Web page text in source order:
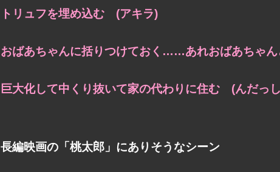
トリュフを埋め込む (アキラ)
おばあちゃんに括りつけておく……あれおばあちゃ
巨大化して中くり抜いて家の代わりに住む (んだっ
長編映画の「桃太郎」にありそうなシーン